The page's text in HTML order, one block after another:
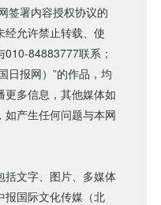
签署内容授权协议的
经允许禁止转载、使
84883777联系；
日报网）”的作品，均
多信息，其他媒体如
如产生任何问题与本网
括文字、图片、多媒体
报国际文化传媒（北